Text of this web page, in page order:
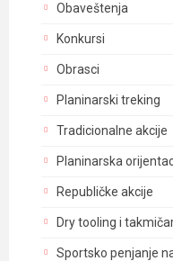
Obaveštenja
Konkursi
Obrasci
Planinarski treking
Tradicionalne akcije
Planinarska
Republičke akcije
Dry tooling i
Sportsko penjanje